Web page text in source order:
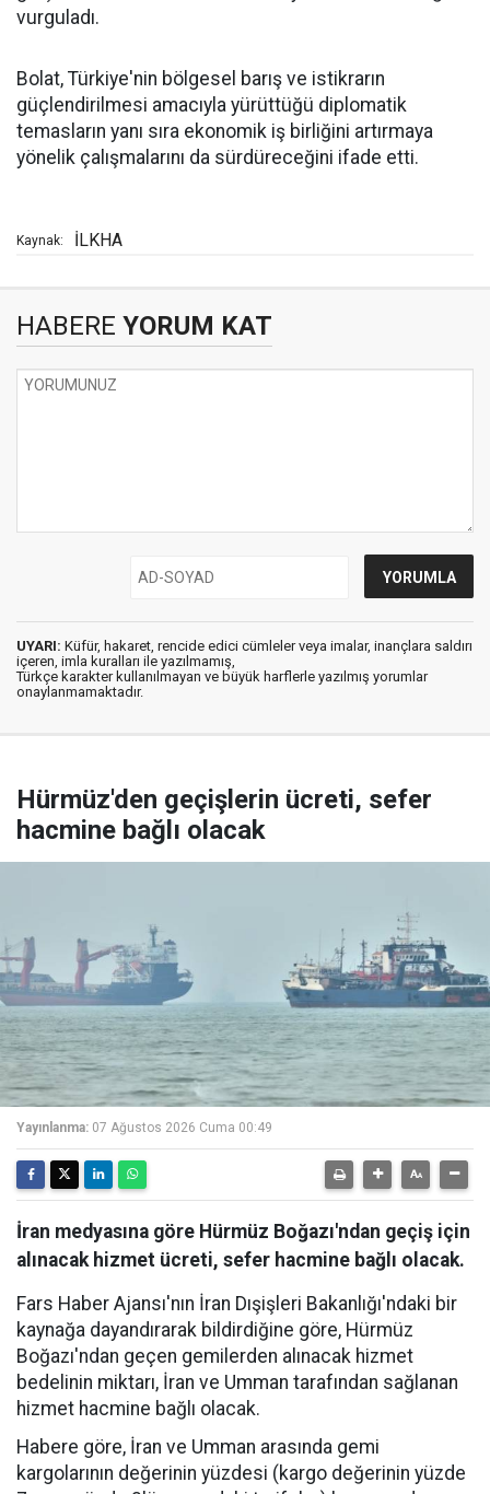
vurguladı.
Bolat, Türkiye'nin bölgesel barış ve istikrarın
güçlendirilmesi amacıyla yürüttüğü diplomatik
temasların yanı sıra ekonomik iş birliğini artırmaya
yönelik çalışmalarını da sürdüreceğini ifade etti.
Kaynak: İLKHA
HABERE YORUM KAT
UYARI: Küfür, hakaret, rencide edici cümleler veya imalar, inançlara saldırı
içeren, imla kuralları ile yazılmamış,
Türkçe karakter kullanılmayan ve büyük harflerle yazılmış yorumlar
onaylanmamaktadır.
Hürmüz'den geçişlerin ücreti, sefer
hacmine bağlı olacak
Yayınlanma: 07 Ağustos 2026 Cuma 00:49
İran medyasına göre Hürmüz Boğazı'ndan geçiş için
alınacak hizmet ücreti, sefer hacmine bağlı olacak.
Fars Haber Ajansı'nın İran Dışişleri Bakanlığı'ndaki bir
kaynağa dayandırarak bildirdiğine göre, Hürmüz
Boğazı'ndan geçen gemilerden alınacak hizmet
bedelinin miktarı, İran ve Umman tarafından sağlanan
hizmet hacmine bağlı olacak.
Habere göre, İran ve Umman arasında gemi
kargolarının değerinin yüzdesi (kargo değerinin yüzde